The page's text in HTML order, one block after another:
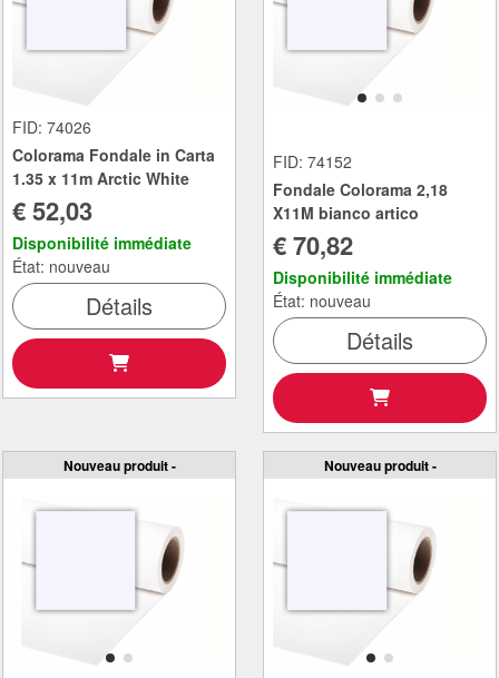
FID: 74026
Colorama Fondale in Carta
1.35 x 11m Arctic White
€ 52,03
Disponibilité immédiate
État: nouveau
Détails
FID: 74152
Fondale Colorama 2,18
X11M bianco artico
€ 70,82
Disponibilité immédiate
État: nouveau
Détails
Nouveau produit - Nouveau produit -